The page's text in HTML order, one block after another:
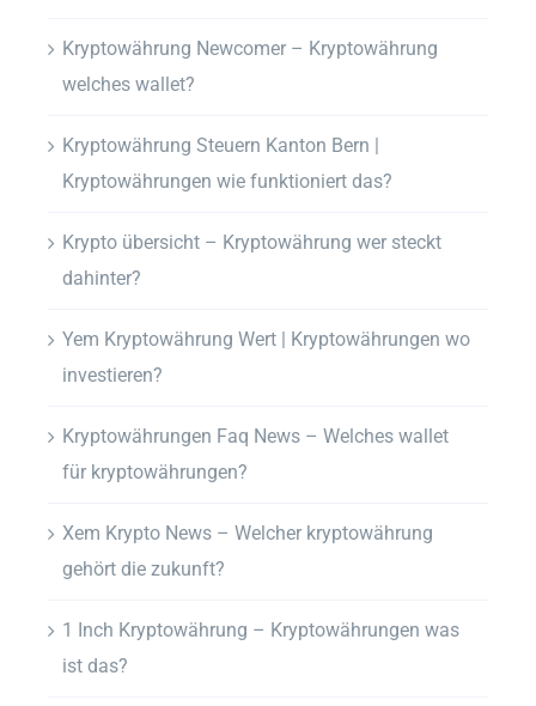
Kryptowährung Newcomer – Kryptowährung
welches wallet?
Kryptowährung Steuern Kanton Bern |
Kryptowährungen wie funktioniert das?
Krypto übersicht – Kryptowährung wer steckt
dahinter?
Yem Kryptowährung Wert | Kryptowährungen wo
investieren?
Kryptowährungen Faq News – Welches wallet
für kryptowährungen?
Xem Krypto News – Welcher kryptowährung
gehört die zukunft?
1 Inch Kryptowährung – Kryptowährungen was
ist das?